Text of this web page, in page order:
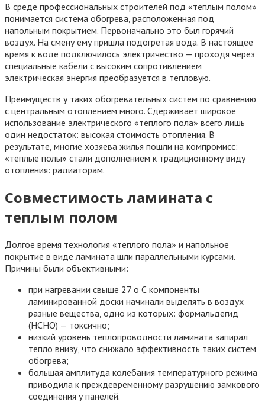
В среде профессиональных строителей под «теплым полом»
понимается система обогрева, расположенная под
напольным покрытием. Первоначально это был горячий
воздух. На смену ему пришла подогретая вода. В настоящее
время к воде подключилось электричество — проходя через
специальные кабели с высоким сопротивлением
электрическая энергия преобразуется в тепловую.
Преимуществ у таких обогревательных систем по сравнению
с центральным отоплением много. Сдерживает широкое
использование электрического «теплого пола» всего лишь
один недостаток: высокая стоимость отопления. В
результате, многие хозяева жилья пошли на компромисс:
«теплые полы» стали дополнением к традиционному виду
отопления: радиаторам.
Совместимость ламината с
теплым полом
Долгое время технология «теплого пола» и напольное
покрытие в виде ламината шли параллельными курсами.
Причины были объективными:
при нагревании свыше 27 o С компоненты
ламинированной доски начинали выделять в воздух
разные вещества, одно из которых: формальдегид
(НСНО) — токсично;
низкий уровень теплопроводности ламината запирал
тепло внизу, что снижало эффективность таких систем
обогрева;
большая амплитуда колебания температурного режима
приводила к преждевременному разрушению замкового
соединения у панелей.